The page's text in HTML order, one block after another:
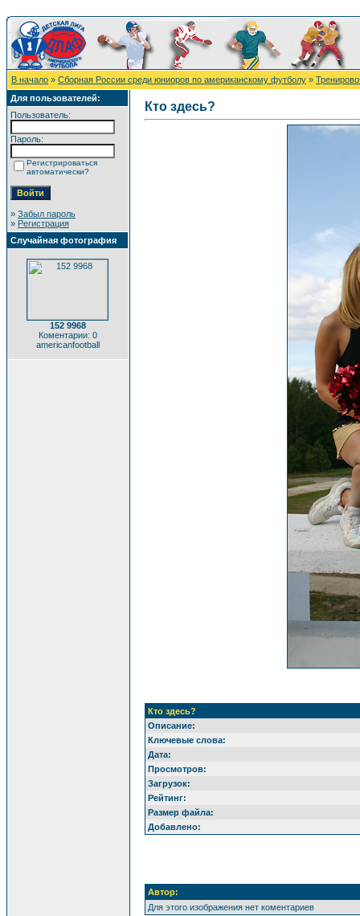
В начало » Сборная России среди юниоров по американскому футболу »
Для пользователей:
Пользователь:
Пароль:
Регистрироваться
автоматически?
» Забыл пароль
» Регистрация
Случайная фотография
152 9968
Коментарии: 0
americanfootball
Кто здесь?
Кто здесь?
Описание:
Ключевые слова:
Дата:
Просмотров:
Загрузок:
Рейтинг:
Размер файла:
Добавлено:
Автор:
Для этого изображения нет коментариев